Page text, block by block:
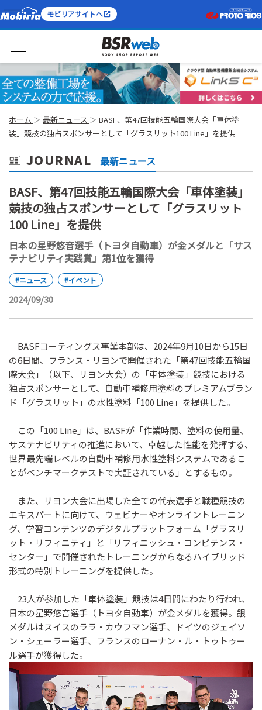
モビリアサイトへ
ホーム 最新ニュース
BASF、第47回技能五輪国際大会「車体塗
装」競技の独占スポンサーとして「グラスリット100 Line」を提供
JOURNAL 最新ニュース
BASF、第47回技能五輪国際大会「車体塗装」
競技の独占スポンサーとして「グラスリット
100 Line」を提供
日本の星野悠音選手（トヨタ自動車）が金メダルと「サス
テナビリティ実践賞」第1位を獲得
#ニュース #イベント
2024/09/30
BASFコーティングス事業本部は、2024年9月10日から15日
の6日間、フランス・リヨンで開催された「第47回技能五輪国
際大会」（以下、リヨン大会）の「車体塗装」競技における
独占スポンサーとして、自動車補修用塗料のプレミアムブラン
ド「グラスリット」の水性塗料「100 Line」を提供した。
この「100 Line」は、BASFが「作業時間、塗料の使用量、
サステナビリティの推進において、卓越した性能を発揮する、
世界最先端レベルの自動車補修用水性塗料システムであるこ
とがベンチマークテストで実証されている」とするもの。
また、リヨン大会に出場した全ての代表選手と職種競技の
エキスパートに向けて、ウェビナーやオンライントレーニン
グ、学習コンテンツのデジタルプラットフォーム「グラスリ
ット・リフィニティ」と「リフィニッシュ・コンピテンス・
センター」で開催されたトレーニングからなるハイブリッド
形式の特別トレーニングを提供した。
23人が参加した「車体塗装」競技は4日間にわたり行われ、
日本の星野悠音選手（トヨタ自動車）が金メダルを獲得。銀
メダルはスイスのララ・カウフマン選手、ドイツのジェイソ
ン・シェーラー選手、フランスのローナン・ル・トゥトゥー
ル選手が獲得した。